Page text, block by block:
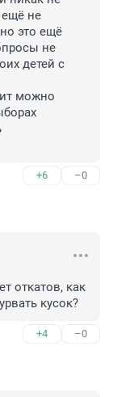
ещё не
это ещё
не
детей с
можно
+6 –0
откатов, как
кусок?
+4 –0